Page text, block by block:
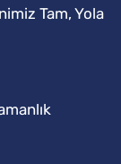
Tam, Yola